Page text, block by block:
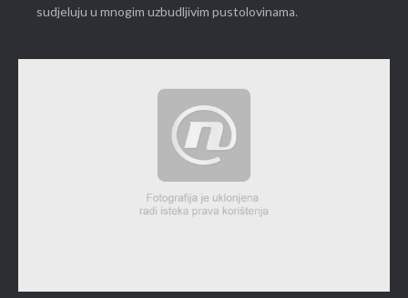
sudjeluju u mnogim uzbudljivim pustolovinama.